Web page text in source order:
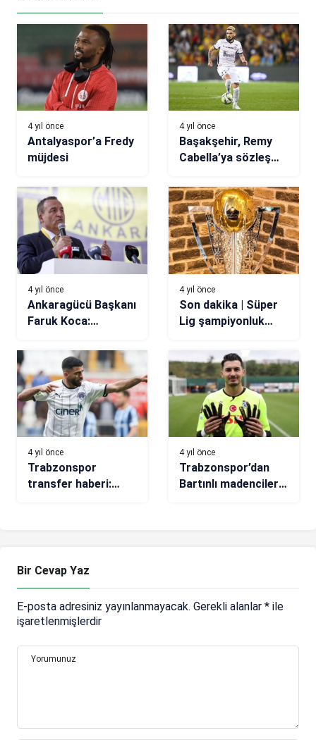
4 yıl önce
Antalyaspor’a Fredy
müjdesi
4 yıl önce
Başakşehir, Remy
Cabella’ya sözleşme
4 yıl önce
Ankaragücü Başkanı
Faruk Koca:
genç oyuncu küfür
ve hakaret etti
4 yıl önce
Son dakika | Süper
Lig şampiyonluk
4 yıl önce
Trabzonspor
transfer haberi:
4 yıl önce
Trabzonspor’dan
Bartınlı madenciler
Bir Cevap Yaz
E-posta adresiniz yayınlanmayacak. Gerekli alanlar * ile
işaretlenmişlerdir
Yorumunuz